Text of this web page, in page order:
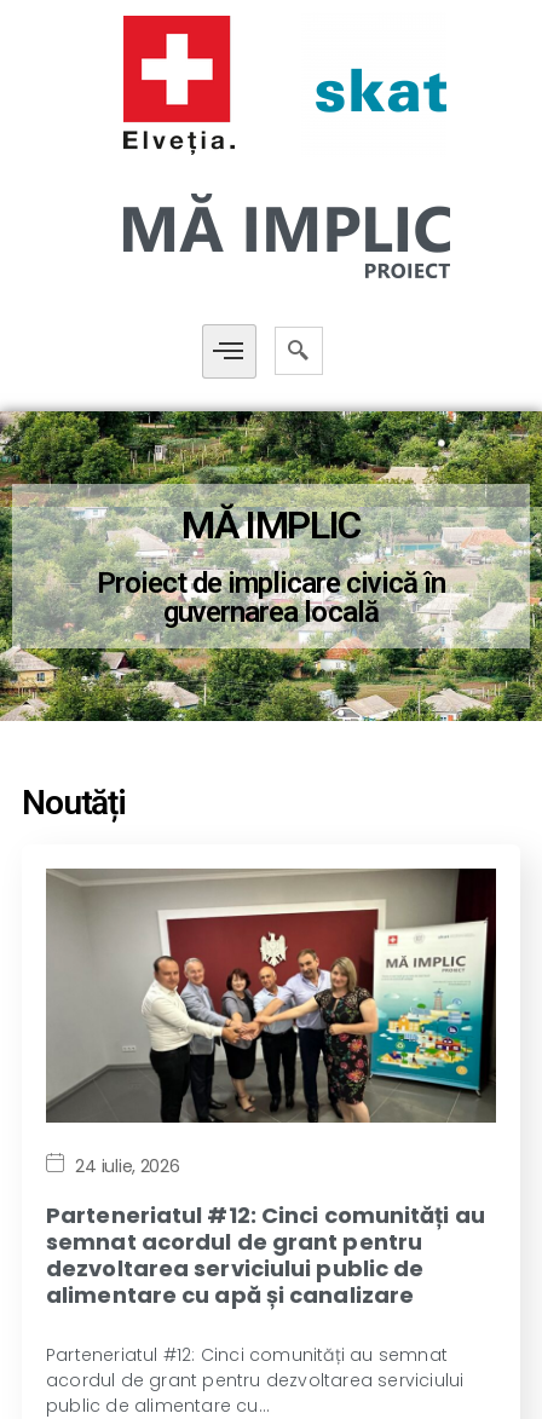
MĂ IMPLIC
Proiect de implicare civică în
guvernarea locală
Noutăți
24 iulie, 2026
Parteneriatul #12: Cinci comunități au
semnat acordul de grant pentru
dezvoltarea serviciului public de
alimentare cu apă și canalizare
Parteneriatul #12: Cinci comunități au semnat
acordul de grant pentru dezvoltarea serviciului
public de alimentare cu…